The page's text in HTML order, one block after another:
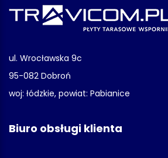
ul. Wrocławska 9c
95-082 Dobroń
woj: łódzkie, powiat: Pabianice
Biuro obsługi klienta